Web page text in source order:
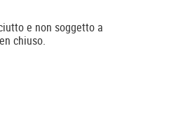
e non soggetto a
chiuso.